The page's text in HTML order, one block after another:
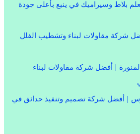
بلاط وسيراميك في ينبع بأعلى جودة
شركة مقاولات لبناء وتشطيب الفلل
| أفضل شركة مقاولات لبناء
| أفضل شركة تصميم وتنفيذ حدائق في